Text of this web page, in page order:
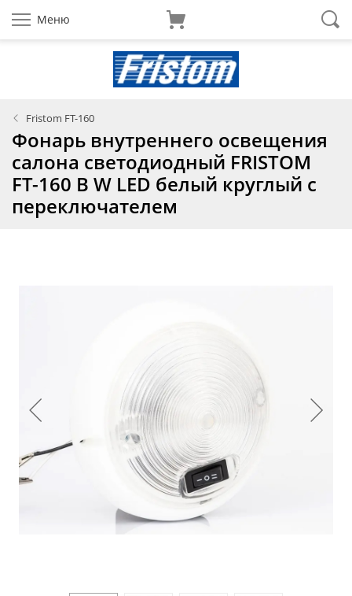
Меню
Fristom FT-160
Фонарь внутреннего освещения
салона светодиодный FRISTOM
FT-160 B W LED белый круглый с
переключателем